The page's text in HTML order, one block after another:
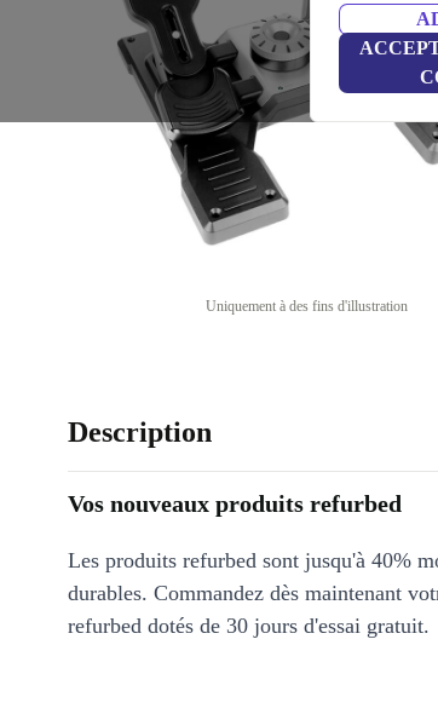
Uniquement à des fins d'illustration
Description
Vos nouveaux produits refurbed
Les produits refurbed sont jusqu'à 40%
durables. Commandez dès maintenant
refurbed dotés de 30 jours d'essai gratuit.